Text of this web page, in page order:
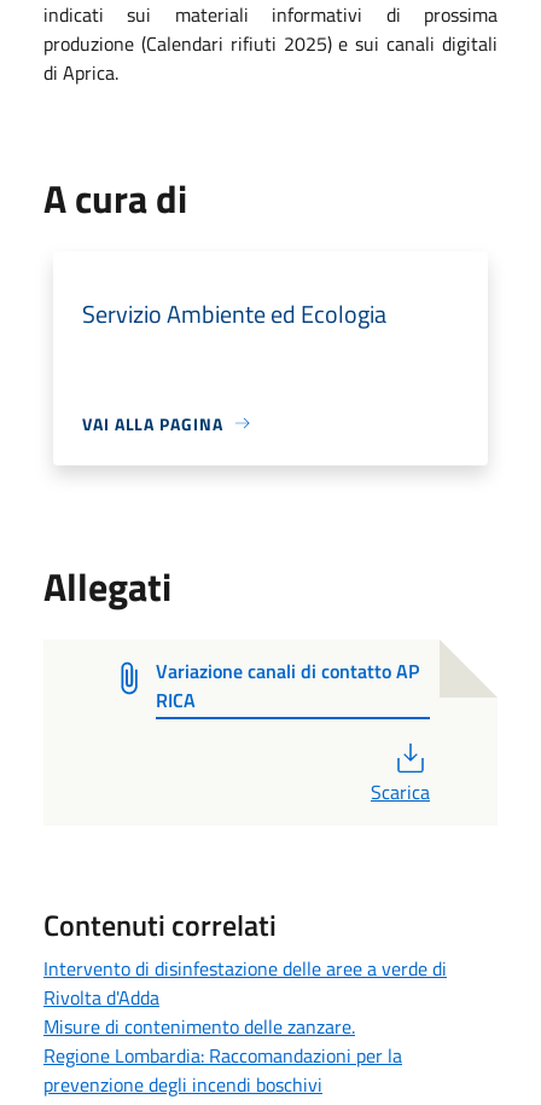
indicati sui materiali informativi di prossima
produzione (Calendari rifiuti 2025) e sui canali digitali
di Aprica.
A cura di
Servizio Ambiente ed Ecologia
VAI ALLA PAGINA
Allegati
Variazione canali di contatto AP
RICA
Scarica
Contenuti correlati
Intervento di disinfestazione delle aree a verde di
Rivolta d'Adda
Misure di contenimento delle zanzare.
Regione Lombardia: Raccomandazioni per la
prevenzione degli incendi boschivi